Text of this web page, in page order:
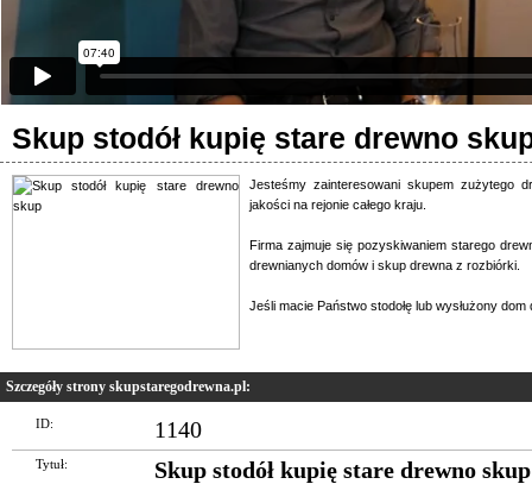
Skup stodół kupię stare drewno
Jesteśmy zainteresowani skupem zużytego
jakości na rejonie całego kraju.
Firma zajmuje się pozyskiwaniem starego
drewnianych domów i skup drewna z rozbiórki.
Jeśli macie Państwo stodołę lub wysłużony
Szczegóły strony skupstaregodrewna.pl:
ID: 1140
Tytuł: Skup stodół kupię stare drewno skup